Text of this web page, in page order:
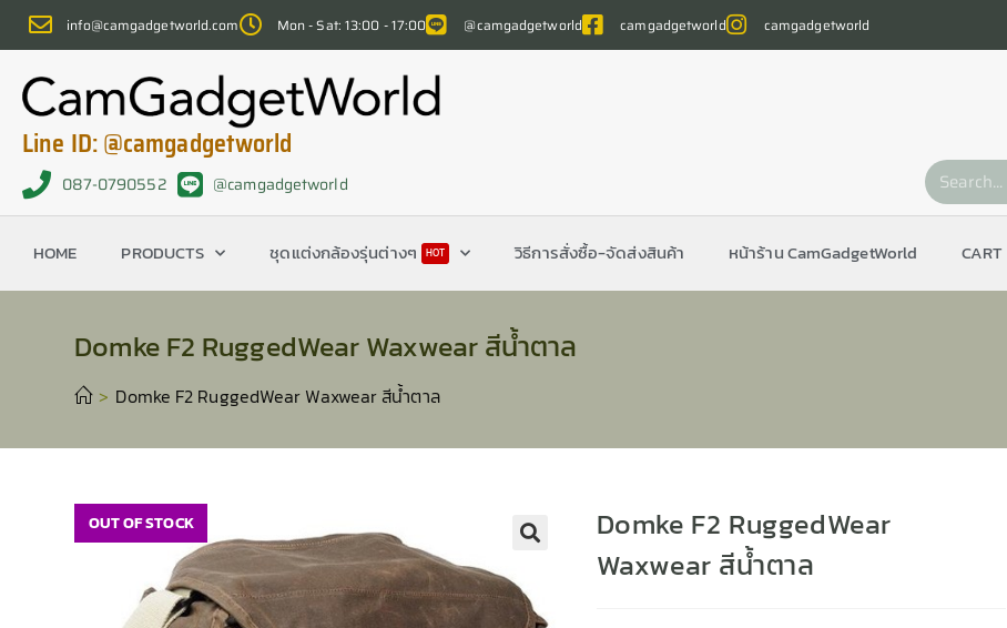
info@camgadgetworld.com Mon - Sat: 13:00 - 17:00 @camgadgetworld camgadgetworld camgadgetworld
Line ID: @camgadgetworld
087-0790552 @camgadgetworld
HOME PRODUCTS ชุดแต่งกล้องรุ่นต่างๆ HOT วิธีการสั่งซื้อ-จัดส่งสินค้า หน้าร้าน CamGadgetWorld CART
Domke F2 RuggedWear Waxwear สีน้ำตาล
> Domke F2 RuggedWear Waxwear สีน้ำตาล
OUT OF STOCK
Domke F2 RuggedWear
Waxwear สีน้ำตาล